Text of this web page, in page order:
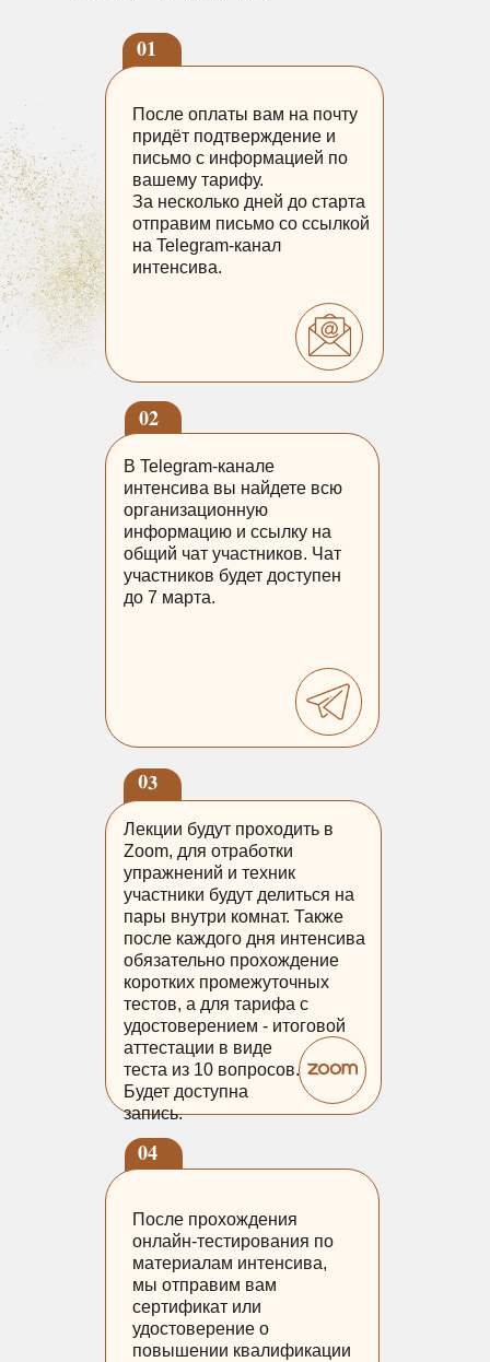
В Telegram-канале
интенсива вы найдете всю
организационную
информацию и ссылку на
общий чат участников. Чат
участников будет доступен
до 7 марта.
02
03
Лекции будут проходить в
Zoom, для отработки
упражнений и техник
участники будут делиться на
пары внутри комнат. Также
после каждого дня интенсива
обязательно прохождение
коротких промежуточных
тестов, а для тарифа с
удостоверением - итоговой
аттестации в виде
теста из 10 вопросов.
Будет доступна
запись.
После оплаты вам на почту
придёт подтверждение и
письмо с информацией по
вашему тарифу.
За несколько дней до старта
отправим письмо со ссылкой
на Telegram-канал
интенсива.
01
04
После прохождения
онлайн-тестирования по
материалам интенсива,
мы отправим вам
сертификат или
удостоверение о
повышении квалификации